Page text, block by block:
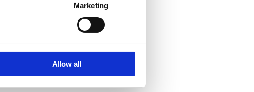
Marketing
Allow all
și
și